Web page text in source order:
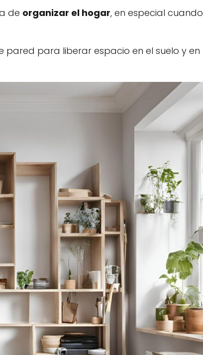
de organizar el hogar, en especial cuando
pared para liberar espacio en el suelo y en